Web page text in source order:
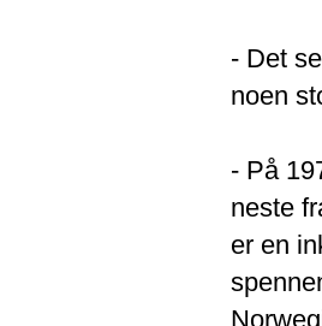
- Det
noen
- På
neste
er en